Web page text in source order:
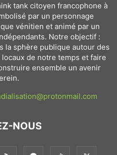
tank citoyen francophone à
par un personnage
vénitien et animé par un
Notre objectif :
la sphère publique autour des
de notre temps et faire
ensemble un avenir
NOUS